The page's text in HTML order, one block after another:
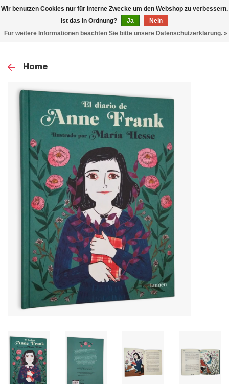
0
Home
Wir benutzen Cookies nur für interne Zwecke um den Webshop zu verbessern.
Ist das in Ordnung?
Ja
Nein
Für weitere Informationen beachten Sie bitte unsere Datenschutzerklärung. »